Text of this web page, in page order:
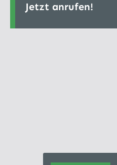
Jetzt anrufen!